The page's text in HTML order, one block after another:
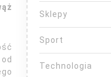
Sklepy
Sport
Technologia